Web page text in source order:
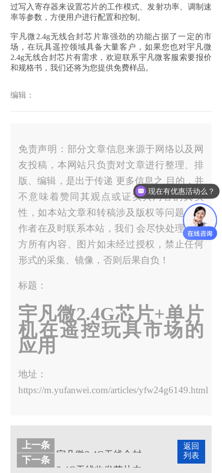
过写入寄存器来设置芯片的工作模式、发射功率、调制速
率等参数，方便用户进行配置和控制。
宇凡微2.4g无线合封芯片靠强劲的功能占据了一定的市
场，在玩具遥控领域具备大量客户，如果您也对宇凡微
2.4g无线合封芯片有需求，欢迎联系宇凡微客服索要报价
和规格书，我们还将为您提供免费样品。
编辑：
免责声明：部分文章信息来源于网络以及网
友投稿，本网站只负责对文章进行整理、排
版、编辑，是出于传递 更多信息之 目的，并
不意味着赞同其观点或证实其内容的真实
性，如本站文章和转稿涉及版权等问题，请
作者在及时联系本站，我们 会尽快处理。官
方所有内容、图片如未经过授权，禁止任何
形式的采集、镜像，否则后果自负！
标题：
宇凡微2.4G芯片+单片
机在遥控玩具市场的
应用
地址：
https://m.yufanwei.com/articles/yfw24g6149.html
返回
列表
上一条
宇凡微2.4G无线合封芯片的优势与应用
下一条
现在有优惠活动么？